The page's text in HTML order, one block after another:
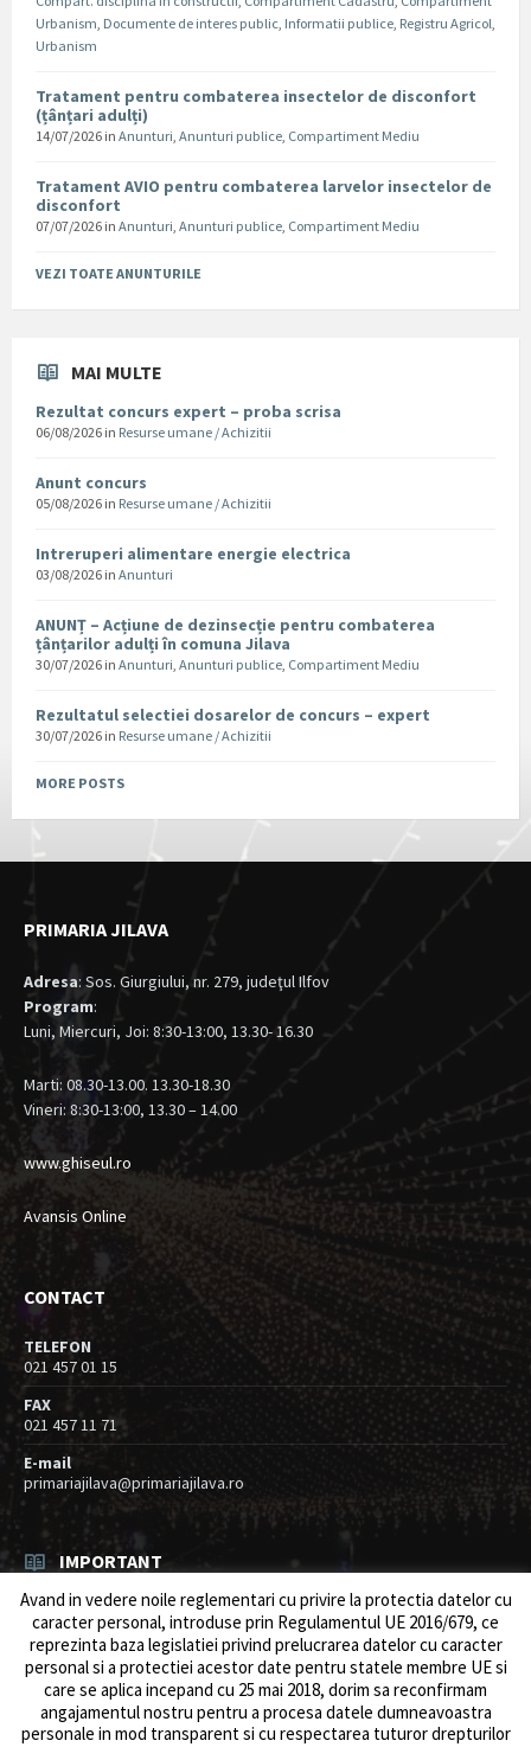
Urbanism, Documente de interes public, Informatii publice, Registru Agricol,
Urbanism
Tratament pentru combaterea insectelor de disconfort
(țânțari adulți)
14/07/2026 in Anunturi, Anunturi publice, Compartiment Mediu
Tratament AVIO pentru combaterea larvelor insectelor de
disconfort
07/07/2026 in Anunturi, Anunturi publice, Compartiment Mediu
VEZI TOATE ANUNTURILE
MAI MULTE
Rezultat concurs expert – proba scrisa
06/08/2026 in Resurse umane / Achizitii
Anunt concurs
05/08/2026 in Resurse umane / Achizitii
Intreruperi alimentare energie electrica
03/08/2026 in Anunturi
ANUNȚ – Acțiune de dezinsecție pentru combaterea
țânțarilor adulți în comuna Jilava
30/07/2026 in Anunturi, Anunturi publice, Compartiment Mediu
Rezultatul selectiei dosarelor de concurs – expert
30/07/2026 in Resurse umane / Achizitii
MORE POSTS
PRIMARIA JILAVA
Adresa: Sos. Giurgiului, nr. 279, judeţul Ilfov
Program:
Luni, Miercuri, Joi: 8:30-13:00, 13.30- 16.30
Marti: 08.30-13.00. 13.30-18.30
Vineri: 8:30-13:00, 13.30 – 14.00
www.ghiseul.ro
Avansis Online
CONTACT
TELEFON
021 457 01 15
FAX
021 457 11 71
E-mail
primariajilava@primariajilava.ro
IMPORTANT
Rezultat concurs expert – proba scrisa
06/08/2026 inResurse umane / Achizitii
Anunt concurs
05/08/2026 Resurse umane / Achizitii
Avand in vedere noile reglementari cu privire la protectia datelor cu
caracter personal, introduse prin Regulamentul UE 2016/679, ce
reprezinta baza legislatiei privind prelucrarea datelor cu caracter
personal si a protectiei acestor date pentru statele membre UE si
care se aplica incepand cu 25 mai 2018, dorim sa reconfirmam
angajamentul nostru pentru a procesa datele dumneavoastra
personale in mod transparent si cu respectarea tuturor drepturilor